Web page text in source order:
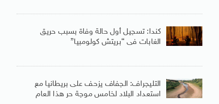
كندا: تسجيل أول حالة وفاة بسبب حريق
الغابات فى “بريتش كولومبيا”
التليجراف: الجفاف يزحف على بريطانيا مع
استعداد البلاد لخامس موجة حر هذا العام